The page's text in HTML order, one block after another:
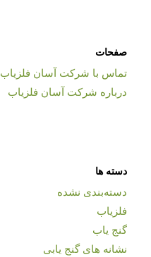
صفحات
تماس با شرکت آسان فلزیاب
درباره شرکت آسان فلزیاب
دسته ها
دسته‌بندی نشده
فلزیاب
گنج یاب
نشانه های گنج یابی